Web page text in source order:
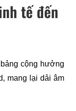
tế đến
cộng hưởng
mang lại dải âm